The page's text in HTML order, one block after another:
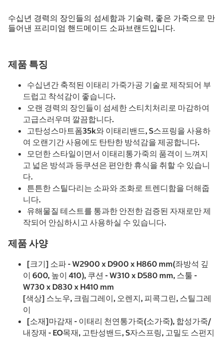
수십년 경력의 장인들의 섬세함과 기술력, 좋은 가죽으로 만
들어낸 프리미엄 핸드메이드 소파브랜드입니다.
제품 특징
수십년간 축적된 이태리 가죽가공 기술로 제작되어 부
드럽고 착석감이 좋습니다.
오랜 경력의 장인들이 섬세한 스티치처리로 마감하여
고급스러우며 깔끔합니다.
고탄성스마트폼35k와 이태리밴드, S스프링을 사용하
여 오랜기간 사용에도 탄탄한 방석감을 제공합니다.
모던한 스타일이면서 이태리통가죽의 품격이 느껴지
고 넓은 방석과 등쿠션은 편안한 휴식을 취할 수 있습니
다.
튼튼한 스틸다리는 소파와 조화로 트렌디함을 더해줍
니다.
유해물질 테스트를 통과한 안전한 검증된 자재로만 제
작되어 안심하시고 사용하실 수 있습니다.
제품 사양
[크기] 소파 - W2900 x D900 x H860 mm(좌방석 깊
이 600, 높이 410), 쿠션 - W310 x D580 mm, 스툴 -
W730 x D830 x H410 mm
[색상] 스노우, 크림그레이, 오렌지, 피콕그린, 스틸그레
이
[소재]마감재 - 이태리 천연통가죽(소가죽), 합성가죽/
내장재 - EO목재, 고탄성밴드, S자스프링, 고밀도 스펀지